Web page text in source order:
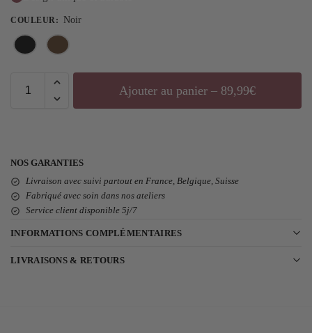
COULEUR: Noir
Ajouter au panier – 89,99€
NOS GARANTIES
Livraison avec suivi partout en France, Belgique, Suisse
Fabriqué avec soin dans nos ateliers
Service client disponible 5j/7
INFORMATIONS COMPLÉMENTAIRES
LIVRAISONS & RETOURS